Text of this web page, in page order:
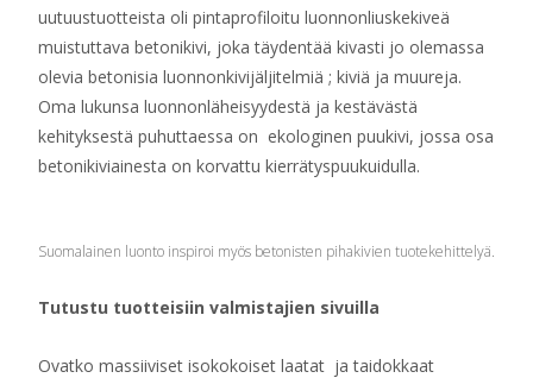
uutuustuotteista oli pintaprofiloitu luonnonliuskekiveä
muistuttava betonikivi, joka täydentää kivasti jo olemassa
olevia betonisia luonnonkivijäljitelmiä ; kiviä ja muureja.
Oma lukunsa luonnonläheisyydestä ja kestävästä
kehityksestä puhuttaessa on ekologinen puukivi, jossa osa
betonikiviainesta on korvattu kierrätyspuukuidulla.
Suomalainen luonto inspiroi myös betonisten pihakivien tuotekehittelyä.
Tutustu tuotteisiin valmistajien sivuilla
Ovatko massiiviset isokokoiset laatat ja taidokkaat